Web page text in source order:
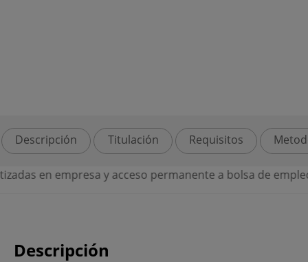
Descripción Titulación Requisitos
en empresa y acceso permanente a bolsa de empleo
Descripción